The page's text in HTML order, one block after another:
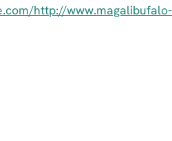
http://www.magalibufalo-